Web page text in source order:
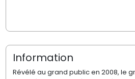
Information
Révélé au grand public en 2008, le